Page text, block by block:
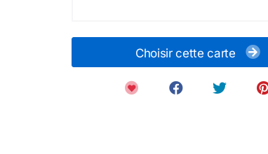
Choisir cette carte